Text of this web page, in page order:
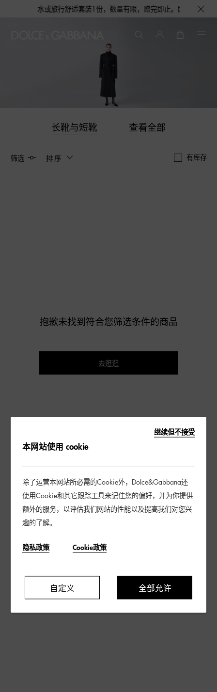
淡香水或旅行舒适套装1份，数量有限，赠完即止。即刻选购，尊
长靴与短靴 查看全部
筛选 排序 有库存
抱歉未找到符合您筛选条件的商品
去逛逛
继续但不接受
本网站使用 cookie
除了运营本网站所必需的Cookie外，Dolce&Gabbana还
使用Cookie和其它跟踪工具来记住您的偏好，并为你提供
额外的服务，以评估我们网站的性能以及提高我们对您兴
趣的了解。
隐私政策 Cookie政策
自定义 全部允许